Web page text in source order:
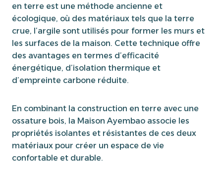
en terre est une méthode ancienne et
écologique, où des matériaux tels que la terre
crue, l’argile sont utilisés pour former les murs et
les surfaces de la maison. Cette technique offre
des avantages en termes d’efficacité
énergétique, d’isolation thermique et
d’empreinte carbone réduite.
En combinant la construction en terre avec une
ossature bois, la Maison Ayembao associe les
propriétés isolantes et résistantes de ces deux
matériaux pour créer un espace de vie
confortable et durable.